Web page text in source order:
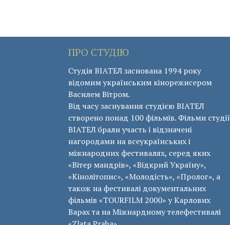
ПРО СТУДІЮ
Студія ВІАТЕЛ заснована 1994 року
відомим українським кінорежисером
Василем Вітром.
Від часу заснування студією ВІАТЕЛ
створено понад 100 фільмів. Фільми студії
ВІАТЕЛ брали участь і відзначені
нагородами на всеукраїнських і
міжнародних фестивалях, серед яких
«Вітер мандрів», «Відкрий Україну»,
«Кінолітопис», «Молодість», «Пролог», а
також на фестивалі документальних
фільмів «ТОURFILM 2000» у Карлових
Варах та на Міжнардному телефестивалі